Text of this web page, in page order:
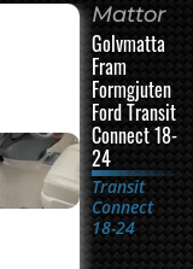
Mattor
Golvmatta
Fram
Formgjuten
Ford Transit
Connect 18-
24
Transit
Connect
18-24